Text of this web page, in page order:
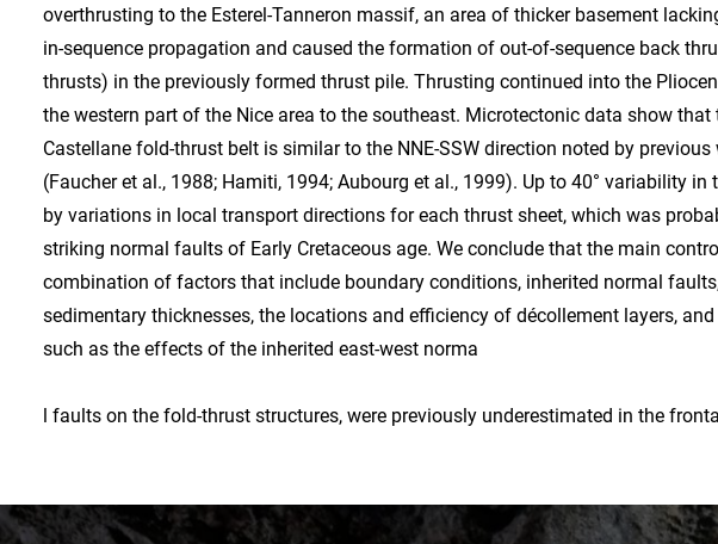
overthrusting to the Esterel-Tanneron massif, an area of thicker basement
in-sequence propagation and caused the formation of out-of-sequence back
thrusts) in the previously formed thrust pile. Thrusting continued into the
the western part of the Nice area to the southeast. Microtectonic data show
Castellane fold-thrust belt is similar to the NNE-SSW direction noted by
(Faucher et al., 1988; Hamiti, 1994; Aubourg et al., 1999). Up to 40° variability
by variations in local transport directions for each thrust sheet, which was
striking normal faults of Early Cretaceous age. We conclude that the main
combination of factors that include boundary conditions, inherited normal
sedimentary thicknesses, the locations and efficiency of décollement layers,
such as the effects of the inherited east-west norma
l faults on the fold-thrust structures, were previously underestimated in the